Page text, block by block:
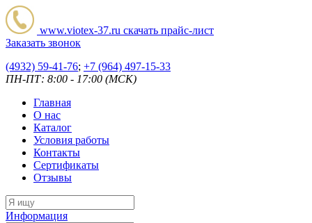
www.viotex-37.ru скачать прайс-лист
Заказать звонок
(4932) 59-41-76; +7 (964) 497-15-33
ПН-ПТ: 8:00 - 17:00 (МСК)
Главная
О нас
Каталог
Условия работы
Контакты
Сертификаты
Отзывы
Информация